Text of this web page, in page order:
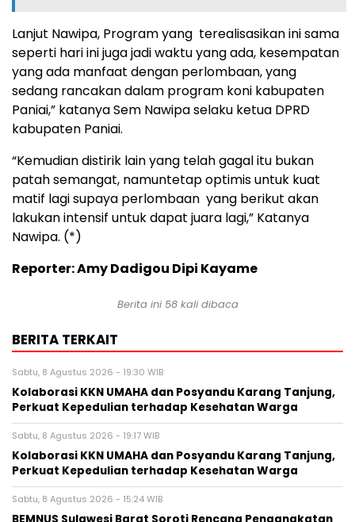
Lanjut Nawipa, Program yang terealisasikan ini sama
seperti hari ini juga jadi waktu yang ada, kesempatan
yang ada manfaat dengan perlombaan, yang
sedang rancakan dalam program koni kabupaten
Paniai,” katanya Sem Nawipa selaku ketua DPRD
kabupaten Paniai.
“Kemudian distirik lain yang telah gagal itu bukan
patah semangat, namuntetap optimis untuk kuat
matif lagi supaya perlombaan yang berikut akan
lakukan intensif untuk dapat juara lagi,” Katanya
Nawipa. (*)
Reporter: Amy Dadigou Dipi Kayame
Berita ini 58kali dibaca
BERITA TERKAIT
Sabtu, 8 Agustus 2026 - 19:30 WIB
Kolaborasi KKN UMAHA dan Posyandu Karang Tanjung,
Perkuat Kepedulian terhadap Kesehatan Warga
Sabtu, 8 Agustus 2026 - 19:17 WIB
Kolaborasi KKN UMAHA dan Posyandu Karang Tanjung,
Perkuat Kepedulian terhadap Kesehatan Warga
Sabtu, 8 Agustus 2026 - 15:24 WIB